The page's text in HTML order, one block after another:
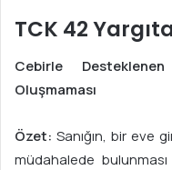
TCK 42
Cebirle
Oluşmaması
Özet: Sanığın, bir eve
müdahalede bulunması